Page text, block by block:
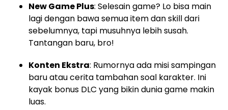
New Game Plus: Selesain game? Lo bisa main
lagi dengan bawa semua item dan skill dari
sebelumnya, tapi musuhnya lebih susah.
Tantangan baru, bro!
Konten Ekstra: Rumornya ada misi sampingan
baru atau cerita tambahan soal karakter. Ini
kayak bonus DLC yang bikin dunia game makin
luas.